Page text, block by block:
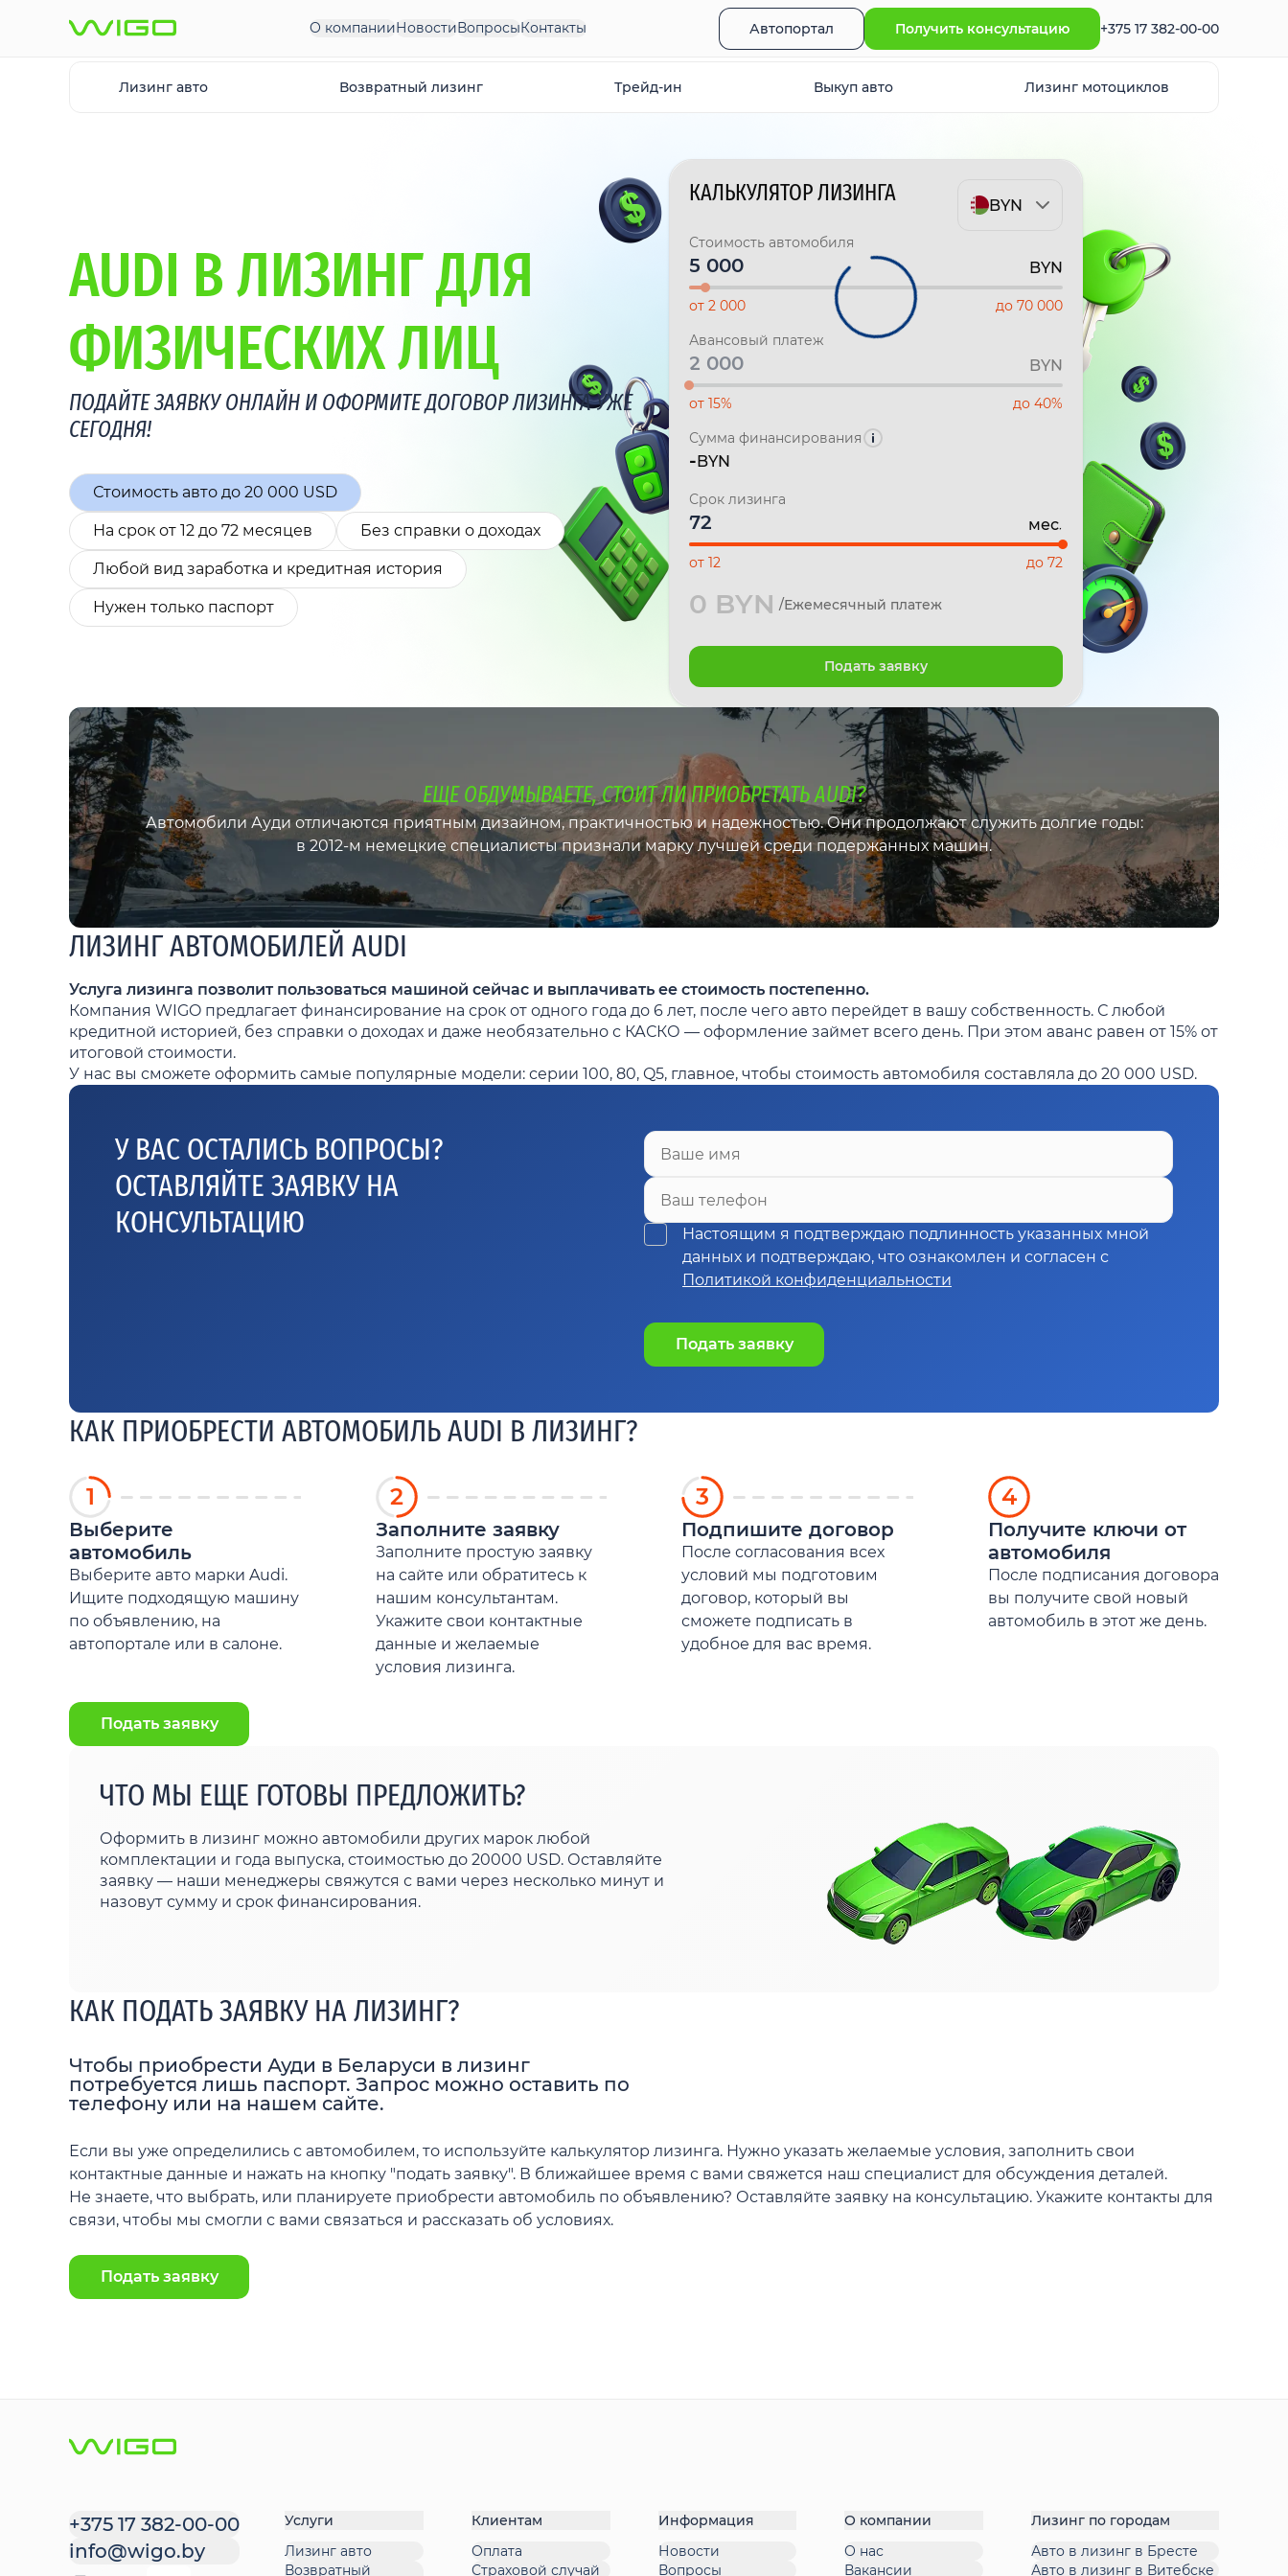
О компанииНовостиВопросыКонтакты Автопортал Получить консультацию +375 17 382-00-00
Лизинг авто Возвратный лизинг Трейд-ин Выкуп авто Лизинг мотоциклов
AUDI В ЛИЗИНГ ДЛЯ
ФИЗИЧЕСКИХ ЛИЦ
ПОДАЙТЕ ЗАЯВКУ ОНЛАЙН И ОФОРМИТЕ ДОГОВОР ЛИЗИНГА УЖЕ
СЕГОДНЯ!
Стоимость авто до 20 000 USD
На срок от 12 до 72 месяцев Без справки о доходах
Любой вид заработка и кредитная история
Нужен только паспорт
КАЛЬКУЛЯТОР ЛИЗИНГА BYN
Стоимость автомобиля
BYN
от 2 000
до 70 000
Авансовый платеж
BYN
от 15%
до 40%
Сумма финансирования
-BYN
Срок лизинга
мес.
от 12 до 72
0 BYN /Ежемесячный платеж
Подать заявку
ЕЩЕ ОБДУМЫВАЕТЕ, СТОИТ ЛИ ПРИОБРЕТАТЬ AUDI?
Автомобили Ауди отличаются приятным дизайном, практичностью и надежностью. Они продолжают служить долгие годы:
в 2012-м немецкие специалисты признали марку лучшей среди подержанных машин.
ЛИЗИНГ АВТОМОБИЛЕЙ AUDI
Услуга лизинга позволит пользоваться машиной сейчас и выплачивать ее стоимость постепенно.
Компания WIGO предлагает финансирование на срок от одного года до 6 лет, после чего авто перейдет в вашу собственность. С любой
кредитной историей, без справки о доходах и даже необязательно с КАСКО — оформление займет всего день. При этом аванс равен от 15% от
итоговой стоимости.
У нас вы сможете оформить самые популярные модели: серии 100, 80, Q5, главное, чтобы стоимость автомобиля составляла до 20 000 USD.
У ВАС ОСТАЛИСЬ ВОПРОСЫ?
ОСТАВЛЯЙТЕ ЗАЯВКУ НА
КОНСУЛЬТАЦИЮ
Ваше имя
Ваш телефон
Настоящим я подтверждаю подлинность указанных мной
данных и подтверждаю, что ознакомлен и согласен с
Политикой конфиденциальности
Подать заявку
КАК ПРИОБРЕСТИ АВТОМОБИЛЬ AUDI В ЛИЗИНГ?
1
Выберите
автомобиль
Выберите авто марки Audi.
Ищите подходящую машину
по объявлению, на
автопортале или в салоне.
2
Заполните заявку
Заполните простую заявку
на сайте или обратитесь к
нашим консультантам.
Укажите свои контактные
данные и желаемые
условия лизинга.
3
Подпишите договор
После согласования всех
условий мы подготовим
договор, который вы
сможете подписать в
удобное для вас время.
4
Получите ключи от
автомобиля
После подписания договора
вы получите свой новый
автомобиль в этот же день.
Подать заявку
ЧТО МЫ ЕЩЕ ГОТОВЫ ПРЕДЛОЖИТЬ?
Оформить в лизинг можно автомобили других марок любой
комплектации и года выпуска, стоимостью до 20000 USD. Оставляйте
заявку — наши менеджеры свяжутся с вами через несколько минут и
назовут сумму и срок финансирования.
КАК ПОДАТЬ ЗАЯВКУ НА ЛИЗИНГ?
Чтобы приобрести Ауди в Беларуси в лизинг
потребуется лишь паспорт. Запрос можно оставить по
телефону или на нашем сайте.
Если вы уже определились с автомобилем, то используйте калькулятор лизинга. Нужно указать желаемые условия, заполнить свои
контактные данные и нажать на кнопку "подать заявку". В ближайшее время с вами свяжется наш специалист для обсуждения деталей.
Не знаете, что выбрать, или планируете приобрести автомобиль по объявлению? Оставляйте заявку на консультацию. Укажите контакты для
связи, чтобы мы смогли с вами связаться и рассказать об условиях.
Подать заявку
+375 17 382-00-00
info@wigo.by
Услуги
Лизинг авто
Возвратный
Клиентам
Оплата
Страховой случай
Информация
Новости
Вопросы
О компании
О нас
Вакансии
Лизинг по городам
Авто в лизинг в Бресте
Авто в лизинг в Витебске